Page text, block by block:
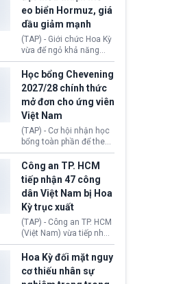
EUSS) sau khi xác định
có trường hợp được cấp
quy chế cư trú hậu
Brexit “do nhầm lẫn”.
Động thái này làm dấy
lên lo ngại về việc thực
thi Thỏa thuận Rút khỏi
Liên minh châu Âu
(Withdrawal
Agreement).
eo biển Hormuz, giá
dầu giảm mạnh
(TAP) - Giới chức Hoa Kỳ
vừa để ngỏ khả năng
sớm đạt thỏa thuận với
Iran nhằm mở lại eo biển
Hormuz, mở đường cho
việc khôi phục hoạt
động hàng hải. Những
tín hiệu ngoại giao tích
cực này lập tức tác động
đến thị trường năng
lượng, kéo giá dầu thế
giới lùi sâu xuống dưới
mức 80 USD/thùng.
Học bổng Chevening
2027/28 chính thức
mở đơn cho ứng viên
Việt Nam
(TAP) - Cơ hội nhận học
bổng toàn phần để theo
học chương trình thạc sĩ
tại Vương quốc Anh đã
chính thức quay trở lại.
Học bổng Chevening
2027/28 của Chính phủ
Anh vừa mở cổng ứng
tuyển dành riêng ứng
viên Việt Nam, hỗ trợ
toàn bộ chi phí học tập
cùng nhiều quyền lợi
trong suốt một năm
học.
Công an TP. HCM
tiếp nhận 47 công
dân Việt Nam bị Hoa
Kỳ trục xuất
(TAP) - Công an TP. HCM
(Việt Nam) vừa tiếp nhận
47 công dân Việt Nam bị
Hoa Kỳ trục xuất về
nước. Đây là đợt có số
lượng lớn nhất từ đầu
Hoa Kỳ đối mặt nguy
cơ thiếu nhân sự